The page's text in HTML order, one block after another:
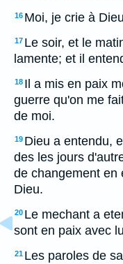
16 Moi, je crie à
17 Le soir, et le
lamente; et il
18 Il a mis en paix
guerre qu'on me
de moi.
19 Dieu a entendu,
des les jours
de changement en
Dieu.
20 Le mechant a
sont en paix avec
21 Les paroles de